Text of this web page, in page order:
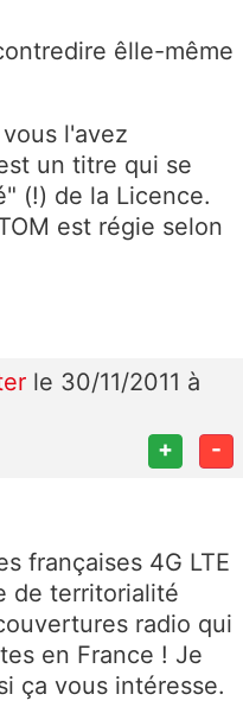
êlle-même
l'avez
un titre qui se
(!) de la Licence.
est régie selon
le 30/11/2011 à
+ -
françaises 4G LTE
de territorialité
radio qui
en France ! Je
ça vous intéresse.